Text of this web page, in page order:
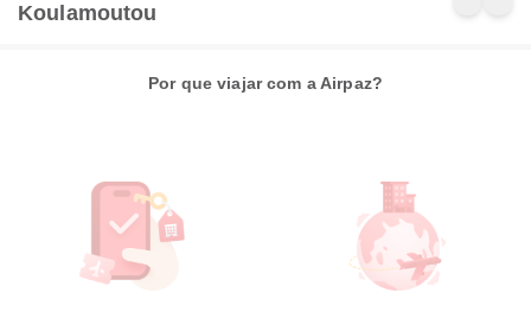
Koulamoutou
Por que viajar com a Airpaz?